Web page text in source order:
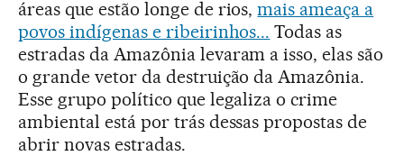
áreas que estão longe de rios,mais ameaça a
povos indígenas e ribeirinhos... Todas as
estradas da Amazônia levaram a isso, elas são
o grande vetor da destruição da Amazônia.
Esse grupo político que legaliza o crime
ambiental está por trás dessas propostas de
abrir novas estradas.